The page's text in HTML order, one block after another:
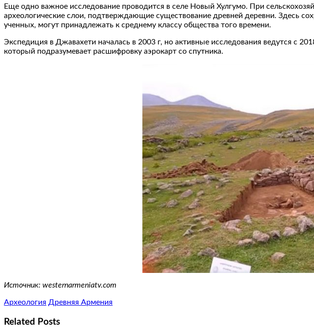
Еще одно важное исследование проводится в селе Новый Хулгумо. При
археологические слои, подтверждающие существование древней деревни. Здесь
ученных, могут принадлежать к среднему классу общества того времени.
Экспедиция в Джавахети началась в 2003 г, но активные исследования ведутся с
который подразумевает расшифровку аэрокарт со спутника.
Источник: westernarmeniatv.com
Археология Древняя Армения
Related Posts